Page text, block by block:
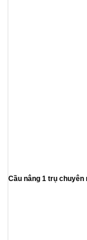
Cầu nâng 1 trụ